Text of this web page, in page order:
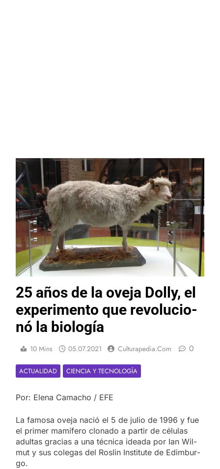
25 años de la ove­ja Do­lly, el
ex­pe­ri­men­to que re­vo­lu­cio­
nó la bio­lo­gía
10 Mins 05.07.2021 Culturapedia.com 0
ACTUALIDAD CIENCIA Y TECNOLOGÍA
Por: Ele­na Ca­ma­cho / EFE
La fa­mo­sa ove­ja na­ció el 5 de ju­lio de 1996 y fue
el pri­mer ma­mí­fe­ro clo­na­do a par­tir de cé­lu­las
adul­tas gra­cias a una téc­ni­ca idea­da por Ian Wil­
mut y sus co­le­gas del Ros­lin Ins­ti­tu­te de Edim­bur­
go.